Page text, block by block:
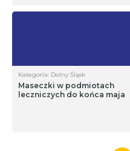
Kategoria: Dolny Śląsk
Maseczki w podmiotach
leczniczych do końca maja